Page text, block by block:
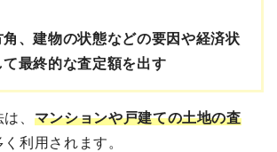
角、建物の状態などの要因や経済状
最終的な査定額を出す
、 マンションや戸建ての土地の査
利用されます。